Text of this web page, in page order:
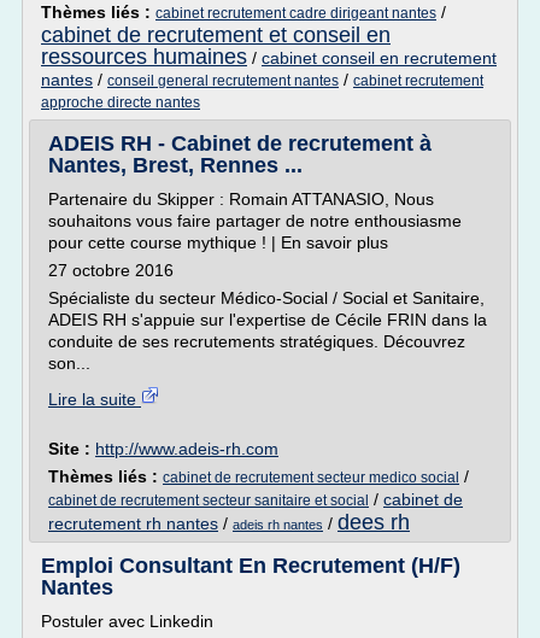
Thèmes liés : cabinet recrutement cadre dirigeant nantes /
cabinet de recrutement et conseil en
ressources humaines / cabinet conseil en recrutement
nantes / conseil general recrutement nantes / cabinet recrutement
approche directe nantes
ADEIS RH - Cabinet de recrutement à
Nantes, Brest, Rennes ...
Partenaire du Skipper : Romain ATTANASIO, Nous
souhaitons vous faire partager de notre enthousiasme
pour cette course mythique ! | En savoir plus
27 octobre 2016
Spécialiste du secteur Médico-Social / Social et Sanitaire,
ADEIS RH s'appuie sur l'expertise de Cécile FRIN dans la
conduite de ses recrutements stratégiques. Découvrez
son...
Lire la suite
Site : http://www.adeis-rh.com
Thèmes liés : cabinet de recrutement secteur medico social /
cabinet de recrutement secteur sanitaire et social / cabinet de
recrutement rh nantes / adeis rh nantes / dees rh
Emploi Consultant En Recrutement (H/F)
Nantes
Postuler avec Linkedin